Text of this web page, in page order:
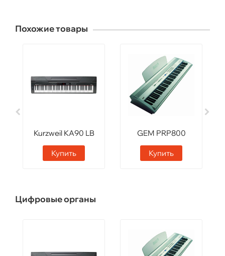
Похожие товары
Kurzweil KA90 LB
Купить
GEM PRP800
Купить
Цифровые органы